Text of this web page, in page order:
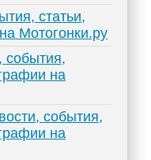
статьи,
Мотогонки.ру
события,
на
события,
на